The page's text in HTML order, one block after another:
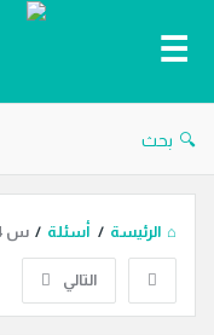
دليل
بحث
الرئيسة / أسئلة / س 16104
التالي